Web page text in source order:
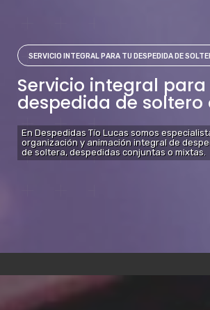
SERVICIO INTEGRAL PARA TU DESPEDIDA DE
Servicio integral
despedida de soltero
En Despedidas Tío Lucas somos
organización y animación integral de
de soltera, despedidas conjuntas o mixtas.